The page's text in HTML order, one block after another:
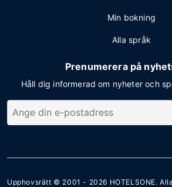
Min bokning
Alla språk
Prenumerera på
Håll dig informerad om nyheter och
Upphovsrätt © 2001 - 2026 HOTELSONE.